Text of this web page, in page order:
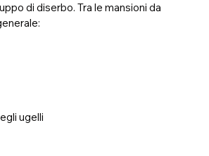
di diserbo. Tra le mansioni da
ugelli